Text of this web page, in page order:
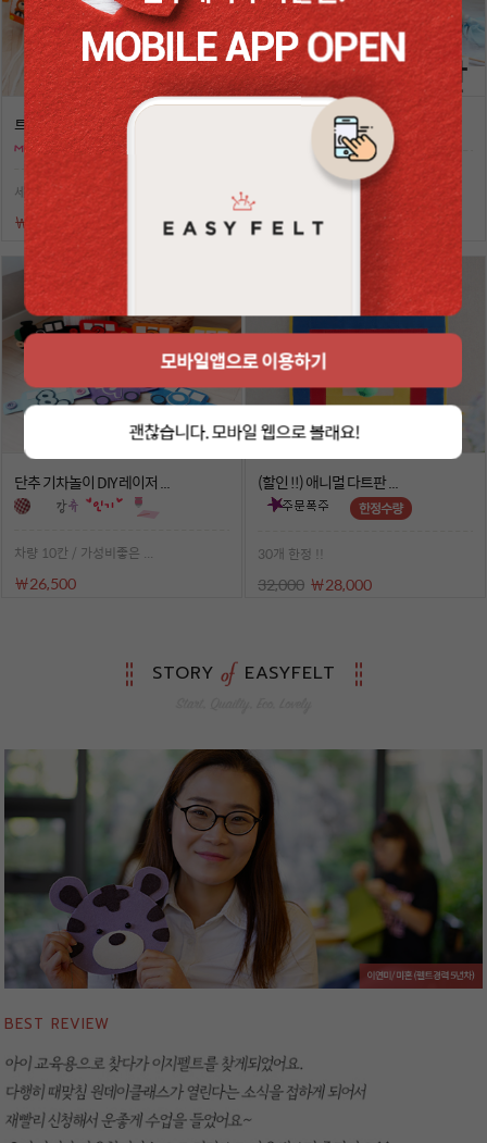
트럭 DIY (★ 씽씽 바퀴로 ...
세트구매시 대할인 !!
￦18,500
동물고리 쌓아요 DIY 레 ...
5종 동물고리 끼우기 동 ...
단추 기차놀이 DIY 레이저 ...
차량 10칸 / 가성비좋은 ...
￦26,500
(할인 !!) 애니멀 다트판 ...
30개 한정 !!
32,000 ￦28,000
STORY EASYFELT
BEST REVIEW
모바일앱으로 이용하기
괜찮습니다. 모바일 웹으로 볼래요!